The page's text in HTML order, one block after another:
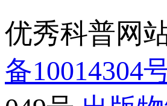
优秀科普网
备10014304